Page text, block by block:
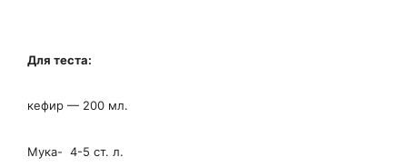
Для теста:
кефир — 200 мл.
Мука- 4-5 ст. л.